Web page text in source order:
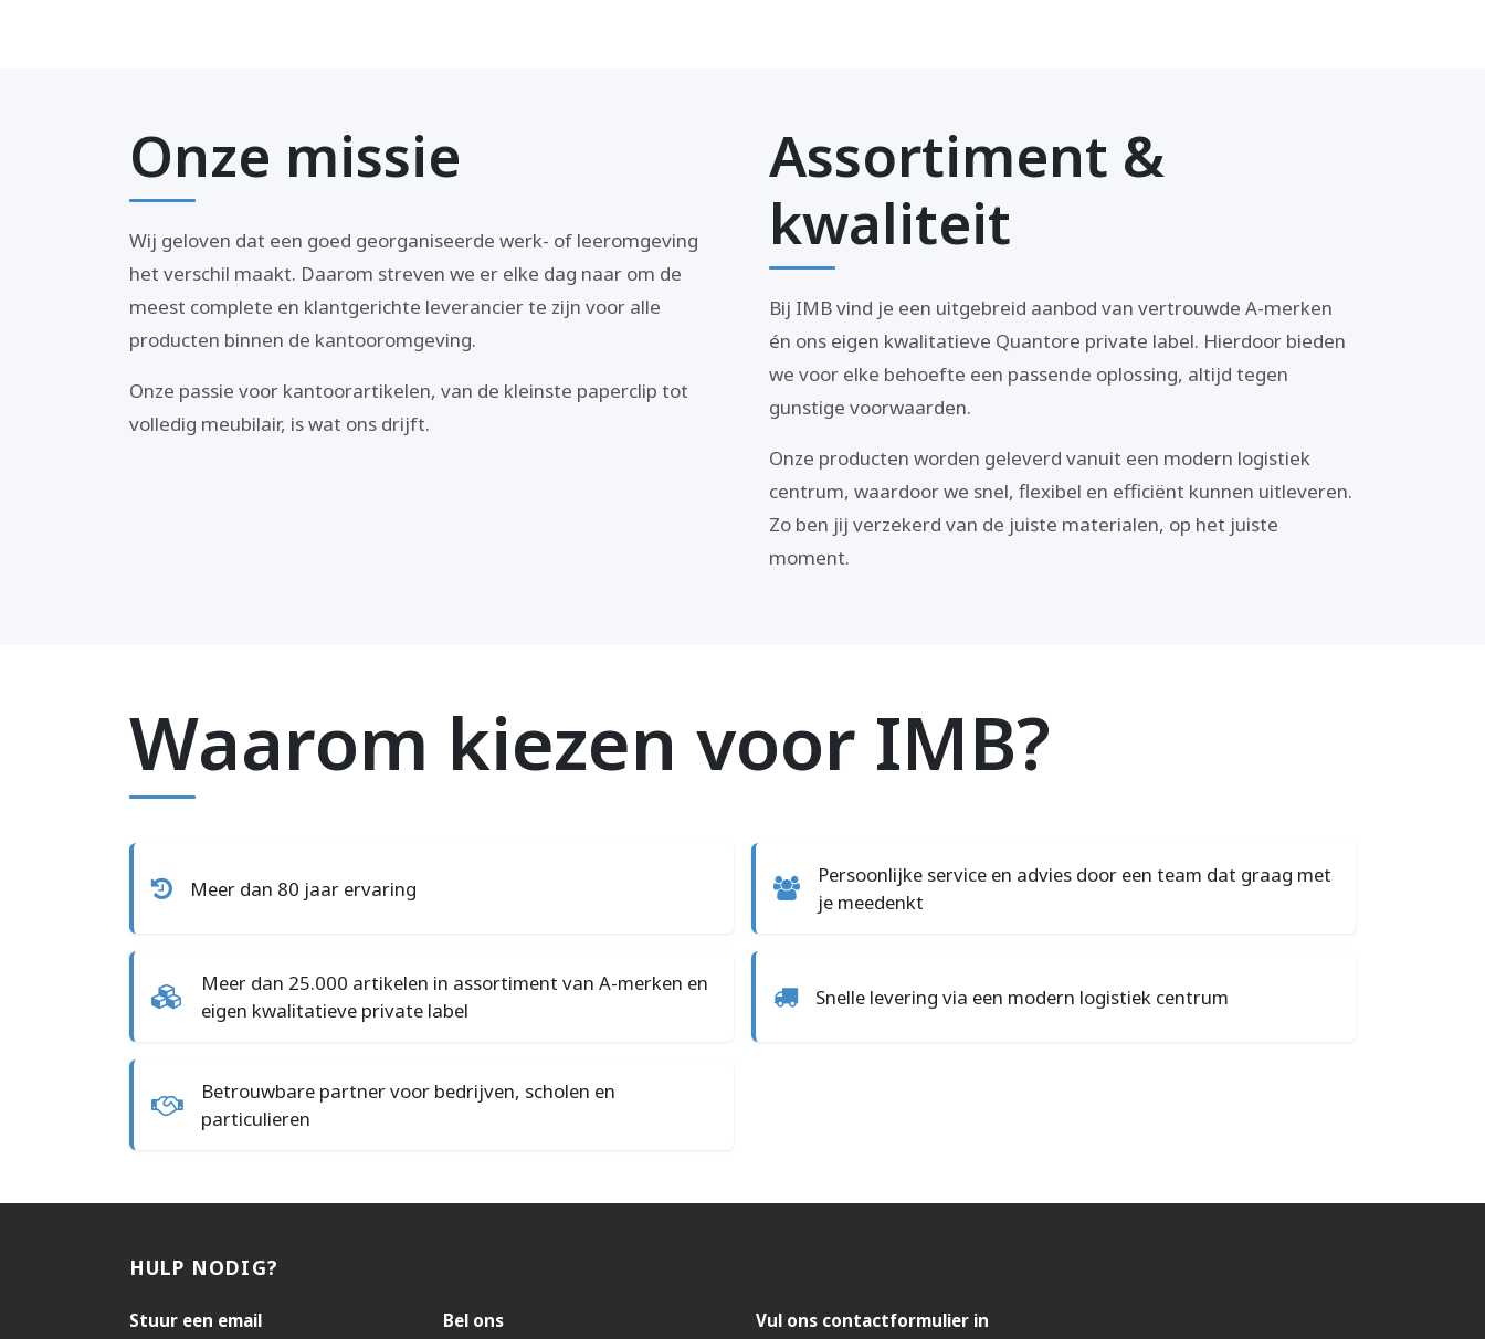
Onze missie
Wij geloven dat een goed georganiseerde werk- of leeromgeving
het verschil maakt. Daarom streven we er elke dag naar om de
meest complete en klantgerichte leverancier te zijn voor alle
producten binnen de kantooromgeving.
Onze passie voor kantoorartikelen, van de kleinste paperclip tot
volledig meubilair, is wat ons drijft.
Assortiment &
kwaliteit
Bij IMB vind je een uitgebreid aanbod van vertrouwde A-merken
én ons eigen kwalitatieve Quantore private label. Hierdoor bieden
we voor elke behoefte een passende oplossing, altijd tegen
gunstige voorwaarden.
Onze producten worden geleverd vanuit een modern logistiek
centrum, waardoor we snel, flexibel en efficiënt kunnen uitleveren.
Zo ben jij verzekerd van de juiste materialen, op het juiste
moment.
Waarom kiezen voor IMB?
Meer dan 80 jaar ervaring
Persoonlijke service en advies door een team dat graag met
je meedenkt
Meer dan 25.000 artikelen in assortiment van A-merken en
eigen kwalitatieve private label
Snelle levering via een modern logistiek centrum
Betrouwbare partner voor bedrijven, scholen en
particulieren
HULP NODIG?
Stuur een email Bel ons Vul ons contactformulier in